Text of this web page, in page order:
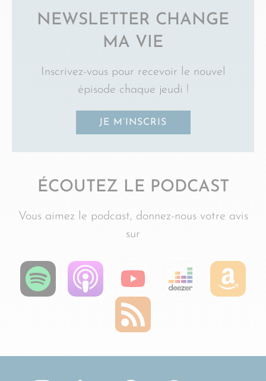
NEWSLETTER CHANGE
MA VIE
Inscrivez-vous pour recevoir le nouvel
épisode chaque jeudi !
JE M’INSCRIS
ÉCOUTEZ LE PODCAST
Vous aimez le podcast, donnez-nous votre avis
sur